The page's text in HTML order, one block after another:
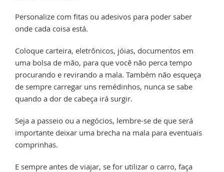
Personalize com fitas ou adesivos para poder saber
onde cada coisa está.
Coloque carteira, eletrônicos, jóias, documentos em
uma bolsa de mão, para que você não perca tempo
procurando e revirando a mala. Também não esqueça
de sempre carregar uns remédinhos, nunca se sabe
quando a dor de cabeça irá surgir.
Seja a passeio ou a negócios, lembre-se de que será
importante deixar uma brecha na mala para eventuais
comprinhas.
E sempre antes de viajar, se for utilizar o carro, faça